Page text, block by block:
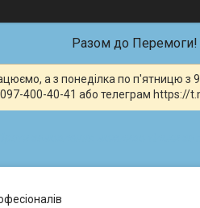
Разом до Перемоги!
а з понеділка по п'ятницю з
400-40-41 або телеграм https://